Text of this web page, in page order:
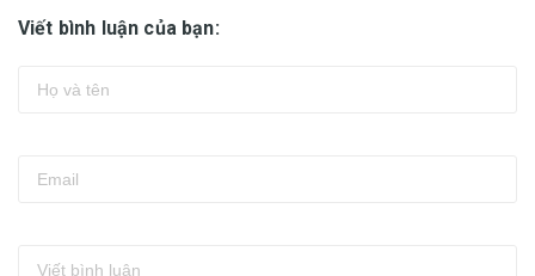
Viết bình luận của bạn: